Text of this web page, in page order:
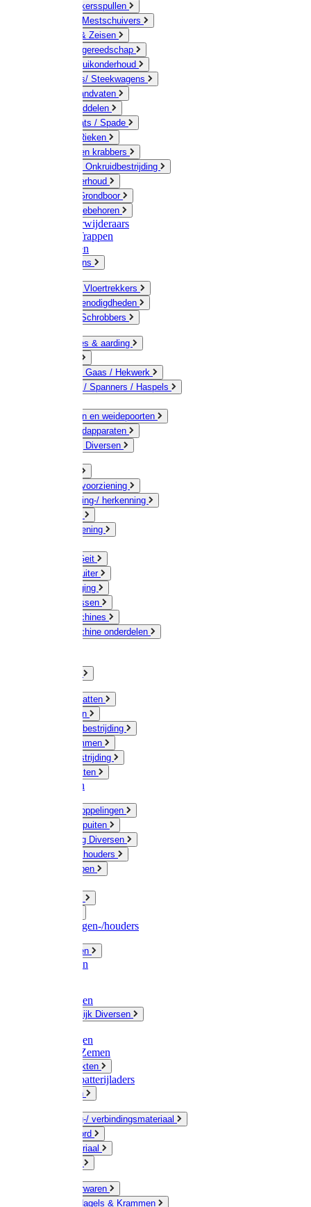
Stratenmakersspullen
Sneeuw- / Mestschuivers
Baggeren & Zeisen
Elektrisch gereedschap
Boom / Struikonderhoud
Kruiwagens/ Steekwagens
Stelen / Handvaten
Tuinhulpmiddelen
Schop / Bats / Spade
Vorken & Rieken
Cultivator en krabbers
Schoffels / Onkruidbestrijding
Gazononderhoud
Hamers / Grondboor
Sledes / toebehoren
Onkruidverwijderaars
Ladders / Trappen
Werkbanken
Betonmolens
Bezems & Vloertrekkers
Schildersbenodigdheden
Borstels / Schrobbers
Accessoires & aarding
Geleiders / Gaas / Hekwerk
Verbinders / Spanners / Haspels
Doorgangen en weidepoorten
Schrikdraadapparaten
Afrastering Diversen
Drinkwatervoorziening
Veemarkering-/ herkenning
Voervoorziening
Schaap / Geit
Paard & Ruiter
Veeverzorging
Scheermessen
Scheermachines
Scheermachine onderdelen
Muizen / Ratten
Drukspuiten
Ongediertebestrijding
Mollenklemmen
Onkruidbestrijding
Vliegenkasten
Meststoffen
Messing koppelingen
Gieters / Spuiten
Besproeiing Diversen
Slangen & houders
Waterpompen
Slangenwagen-/houders
Olie / Vetten
Chemicalien
Plasticzakken
Huishoudelijk Diversen
Zaksluitingen
Sponzen / Zemen
Zeepprodukten
Batterij & batterijladers
Zaklampen
Verpakking-/ verbindingsmateriaal
Touw / Koord
Afdekmateriaal
Kleine ijzerwaren
Spijkers, Nagels & Krammen